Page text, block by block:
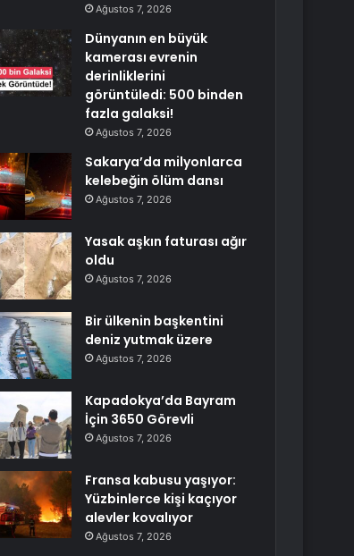
Ağustos 7, 2026
Dünyanın en büyük
kamerası evrenin
derinliklerini
görüntüledi: 500 binden
fazla galaksi!
Ağustos 7, 2026
Sakarya’da milyonlarca
kelebeğin ölüm dansı
Ağustos 7, 2026
Yasak aşkın faturası ağır
oldu
Ağustos 7, 2026
Bir ülkenin başkentini
deniz yutmak üzere
Ağustos 7, 2026
Kapadokya’da Bayram
İçin 3650 Görevli
Ağustos 7, 2026
Fransa kabusu yaşıyor:
Yüzbinlerce kişi kaçıyor
alevler kovalıyor
Ağustos 7, 2026